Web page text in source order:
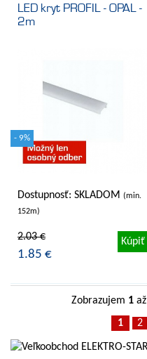
LED kryt PROFIL - OPAL -
2m
- 9%
Dostupnosť: SKLADOM (min.
152m)
2.03 €
1.85 €
Kúpiť
Zobrazujem 1 až
1
2